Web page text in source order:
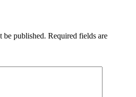
published. Required fields are